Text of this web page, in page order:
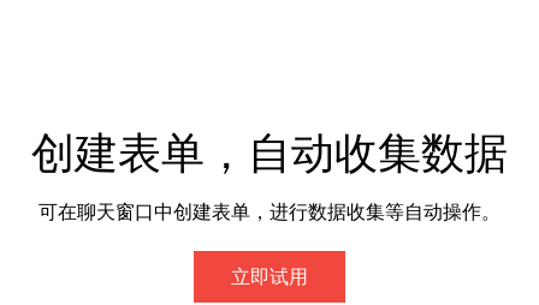
创建表单，自动收集数据
可在聊天窗口中创建表单，进行数据收集等自动操作。
立即试用